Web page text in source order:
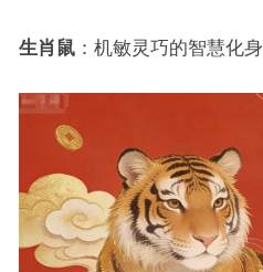
生肖鼠：机敏灵巧的智慧化身